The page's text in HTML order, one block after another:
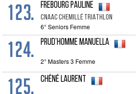
123. FREBOURG Pauline
CNAAC CHEMILLÉ TRIATHLON
6° Seniors Femme
124. PRUD’HOMME Manuella
2° Masters 3 Femme
125. CHÉNÉ Laurent